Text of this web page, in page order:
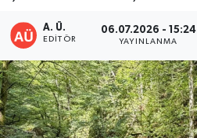
A. Ü.
EDITÖR
06.07.2026 - 15:24
YAYINLANMA